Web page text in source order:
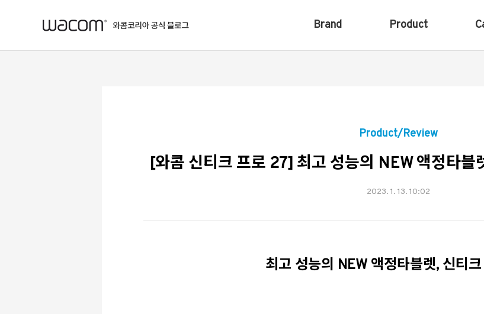
Brand Product
Product/Review
[와콤 신티크 프로 27] 최고 성능의 NEW 액정타
2023. 1. 13. 10:02
최고 성능의 NEW 액정타블렛, 신티